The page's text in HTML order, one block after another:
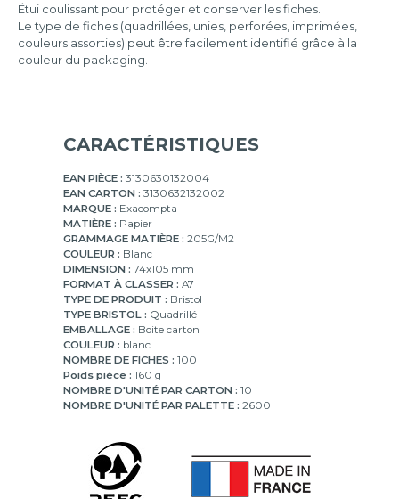
148x210
mm
210x297
Étui coulissant pour protéger et conserver les fiches.
Le type de fiches (quadrillées, unies, perforées, imprimées,
couleurs assorties) peut être facilement identifié grâce à la
couleur du packaging.
CARACTÉRISTIQUES
EAN PIÈCE : 3130630132004
EAN CARTON : 3130632132002
MARQUE : Exacompta
MATIÈRE : Papier
GRAMMAGE MATIÈRE : 205G/M2
COULEUR : Blanc
DIMENSION : 74x105 mm
FORMAT À CLASSER : A7
TYPE DE PRODUIT : Bristol
TYPE BRISTOL : Quadrillé
EMBALLAGE : Boite carton
COULEUR : blanc
NOMBRE DE FICHES : 100
Poids pièce : 160 g
NOMBRE D'UNITÉ PAR CARTON : 10
NOMBRE D'UNITÉ PAR PALETTE : 2600